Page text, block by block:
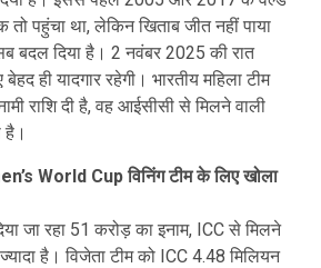
पहुंचा था, लेकिन खिताब जीत नहीं पाया
बदल दिया है। 2 नवंबर 2025 की रात
ही यादगार रहेगी। भारतीय महिला टीम
राशि दी है, वह आईसीसी से मिलने वाली
है।
World Cup विनिंग टीम के लिए खोला
जा रहा 51 करोड़ का इनाम, ICC से मिलने
है। विजेता टीम को ICC 4.48 मिलियन